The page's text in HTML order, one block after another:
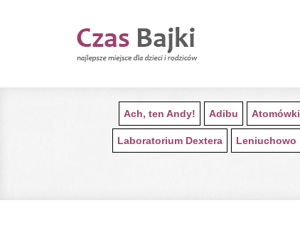
Ach, ten Andy! Adibu Atomówki
Laboratorium Dextera Leniuchowo